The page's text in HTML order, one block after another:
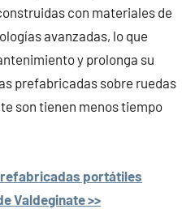
con materiales de
avanzadas, lo que
y prolonga su
prefabricadas sobre ruedas
son tienen menos tiempo
portátiles
Valdeginate >>